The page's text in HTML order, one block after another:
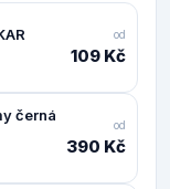
od
109 Kč
černá
od
390 Kč